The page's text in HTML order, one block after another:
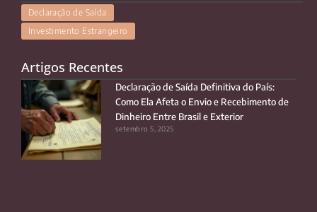
Declaração de Saída
Investimento Estrangeiro
Artigos Recentes
Declaração de Saída Definitiva do País:
Como Ela Afeta o Envio e Recebimento de
Dinheiro Entre Brasil e Exterior
setembro 5, 2025